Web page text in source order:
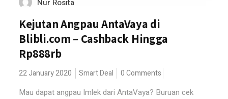
Nur Rosita
Kejutan Angpau AntaVaya di
Blibli.com – Cashback Hingga
Rp888rb
22 January 2020 Smart Deal 0 Comments
Mau dapat angpau Imlek dari AntaVaya? Buruan cek